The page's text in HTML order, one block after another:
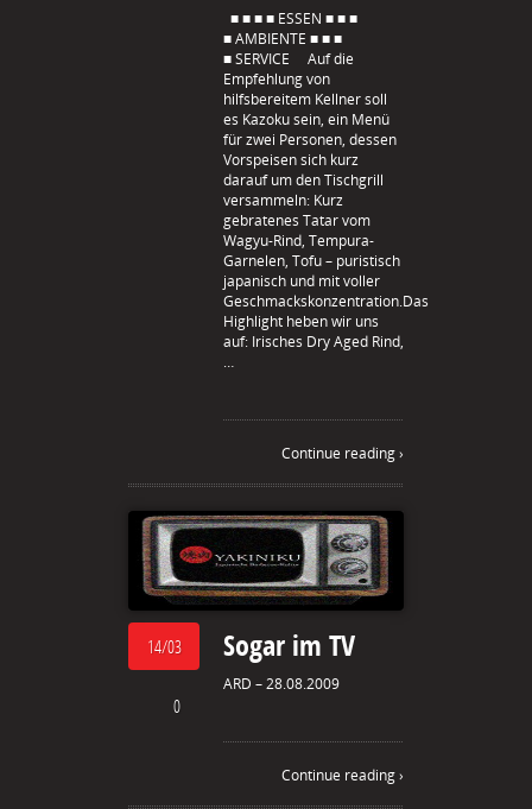
■ ■ ■ ■ ESSEN ■ ■ ■
■ AMBIENTE ■ ■ ■
■ SERVICE Auf die
Empfehlung von
hilfsbereitem Kellner soll
es Kazoku sein, ein Menü
für zwei Personen, dessen
Vorspeisen sich kurz
darauf um den Tischgrill
versammeln: Kurz
gebratenes Tatar vom
Wagyu-Rind, Tempura-
Garnelen, Tofu – puristisch
japanisch und mit voller
Geschmackskonzentration.Das
Highlight heben wir uns
auf: Irisches Dry Aged Rind,
…
Continue reading ›
14/03
0
Sogar im TV
ARD – 28.08.2009
Continue reading ›